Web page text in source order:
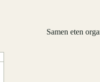
Samen eten